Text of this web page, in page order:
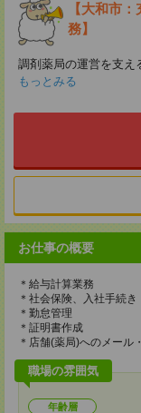
【大和市
務】
調剤薬局の運営を支え
もっとみる
お仕事の概要
＊給与計算業務
＊社会保険、入社手続き
＊勤怠管理
＊証明書作成
＊店舗(薬局)へのメール
職場の雰囲気
年齢層